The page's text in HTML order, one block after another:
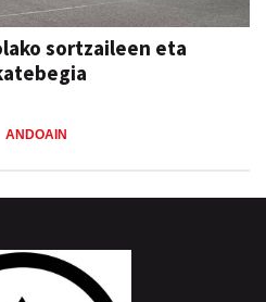
sortzaileen eta
ANDOAIN